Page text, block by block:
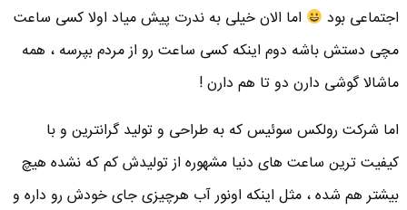
اجتماعی بود
اما الان خیلی به ندرت پیش میاد اولا کسی ساعت
مچی دستش باشه دوم اینکه کسی ساعت رو از مردم بپرسه ، همه
ماشالا گوشی دارن دو تا هم دارن !
اما شرکت رولکس سوئیس که به طراحی و تولید گرانترین و با
کیفیت ترین ساعت های دنیا مشهوره از تولیدش کم که نشده هیچ
بیشتر هم شده ، مثل اینکه اونور آب هرچیزی جای خودش رو داره و